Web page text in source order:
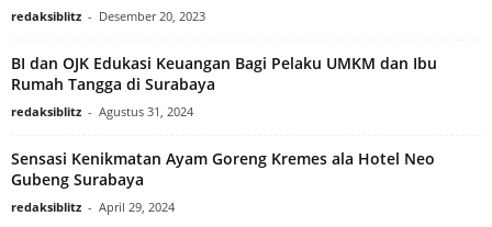
redaksiblitz - Desember 20, 2023
BI dan OJK Edukasi Keuangan Bagi Pelaku UMKM dan Ibu
Rumah Tangga di Surabaya
redaksiblitz - Agustus 31, 2024
Sensasi Kenikmatan Ayam Goreng Kremes ala Hotel Neo
Gubeng Surabaya
redaksiblitz - April 29, 2024